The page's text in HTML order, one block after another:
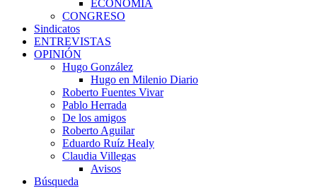
ECONOMIA
CONGRESO
Sindicatos
ENTREVISTAS
OPINIÓN
Hugo González
Hugo en Milenio Diario
Roberto Fuentes Vivar
Pablo Herrada
De los amigos
Roberto Aguilar
Eduardo Ruíz Healy
Claudia Villegas
Avisos
Búsqueda